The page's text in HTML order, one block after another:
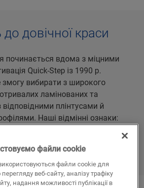
довічної краси
починається вдома з міцними
Quick-Step із 1990 р.
змогу вибирати з широкого
ламінованих та
відповідними плінтусами й
Наші відмінні ознаки:
низці вражаючих інновацій.
файли cookie
файли cookie для
веб-сайту, аналізу трафіку
надання можливості публікації в